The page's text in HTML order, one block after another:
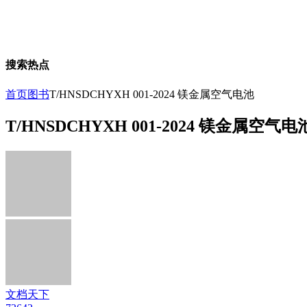
搜索热点
首页图书T/HNSDCHYXH 001-2024 镁金属空气电池
T/HNSDCHYXH 001-2024 镁金属空气电
文档天下